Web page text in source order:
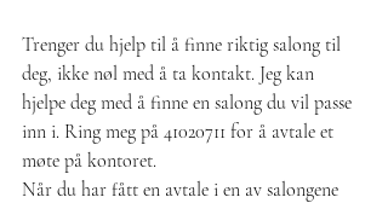
Trenger du hjelp til å finne riktig salong til
deg, ikke nøl med å ta kontakt. Jeg kan
hjelpe deg med å finne en salong du vil passe
inn i. Ring meg på 41020711 for å avtale et
møte på kontoret.
Når du har fått en avtale i en av salongene